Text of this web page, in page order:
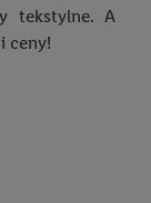
tekstylne. A
ceny!